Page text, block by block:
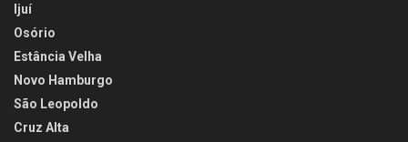
Ijuí
Osório
Estância Velha
Novo Hamburgo
São Leopoldo
Cruz Alta